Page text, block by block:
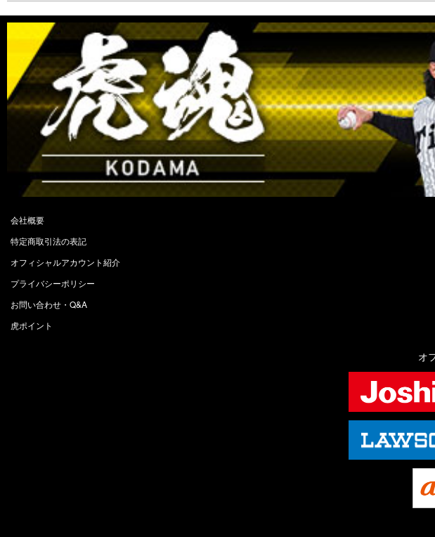
会社概要
特定商取引法の表記
オフィシャルアカウント紹介
プライバシーポリシー
お問い合わせ・Q&A
虎ポイント
オ